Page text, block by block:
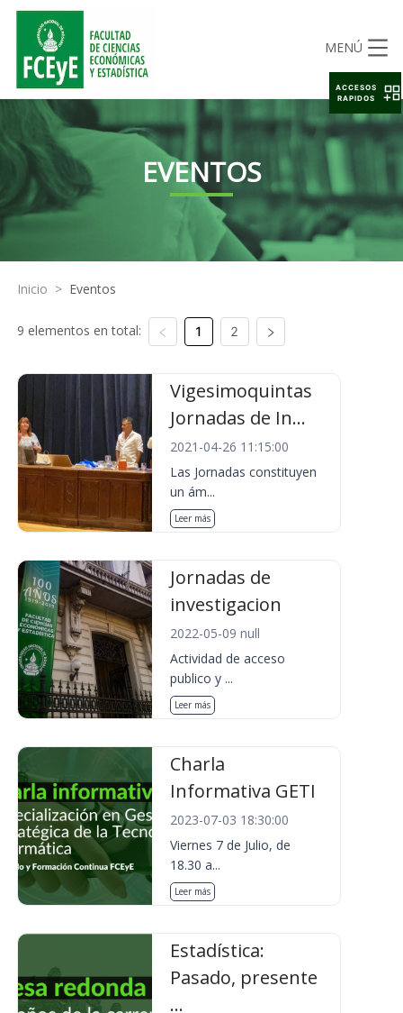
MENÚ
EVENTOS
Inicio > Eventos
9 elementos en total: 1 2
Vigesimoquintas
Jornadas de In...
2021-04-26 11:15:00
Las Jornadas constituyen
un ám...
Leer más
Jornadas de
investigacion
2022-05-09 null
Actividad de acceso
publico y ...
Leer más
Charla
Informativa GETI
2023-07-03 18:30:00
Viernes 7 de Julio, de
18.30 a...
Leer más
Estadística:
Pasado, presente
...
ACCESOS
RAPIDOS